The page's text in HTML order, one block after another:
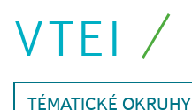
VTEI
TÉMATICKÉ OKRUHY